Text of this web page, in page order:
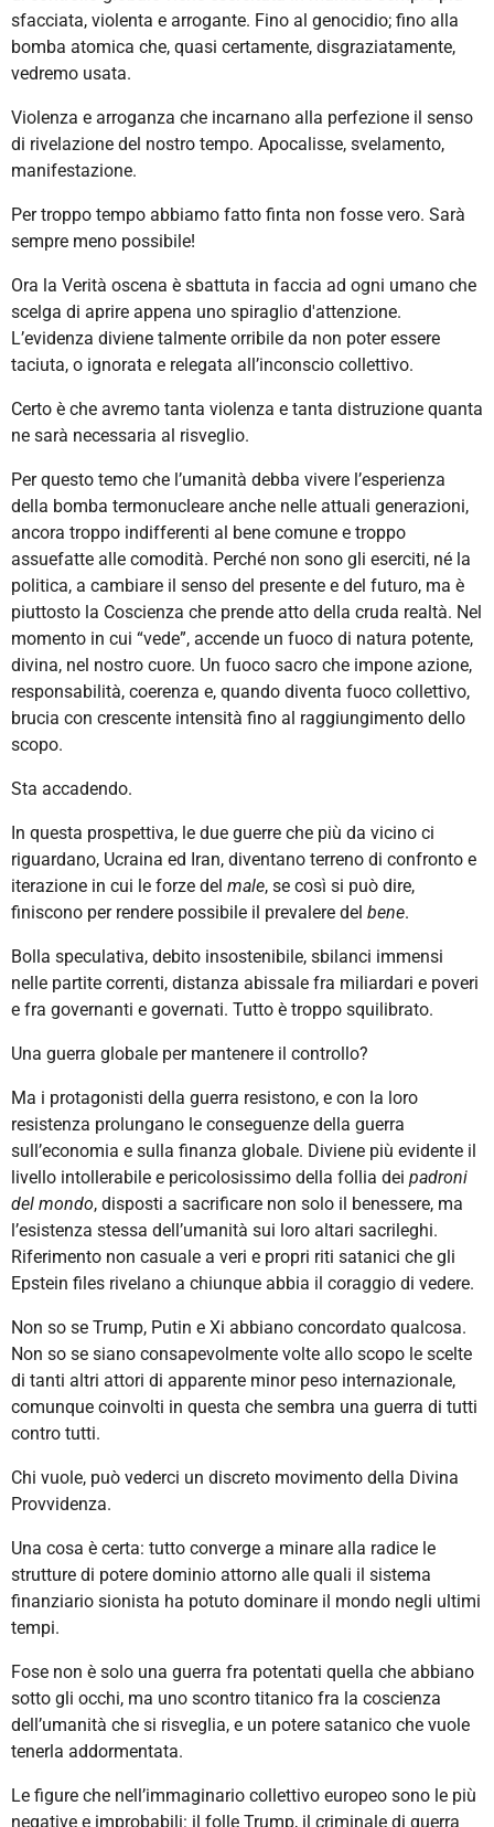
sfacciata, violenta e arrogante. Fino al genocidio; fino alla
bomba atomica che, quasi certamente, disgraziatamente,
vedremo usata.
Violenza e arroganza che incarnano alla perfezione il senso
di rivelazione del nostro tempo. Apocalisse, svelamento,
manifestazione.
Per troppo tempo abbiamo fatto finta non fosse vero. Sarà
sempre meno possibile!
Ora la Verità oscena è sbattuta in faccia ad ogni umano che
scelga di aprire appena uno spiraglio d'attenzione.
L’evidenza diviene talmente orribile da non poter essere
taciuta, o ignorata e relegata all’inconscio collettivo.
Certo è che avremo tanta violenza e tanta distruzione quanta
ne sarà necessaria al risveglio.
Per questo temo che l’umanità debba vivere l’esperienza
della bomba termonucleare anche nelle attuali generazioni,
ancora troppo indifferenti al bene comune e troppo
assuefatte alle comodità. Perché non sono gli eserciti, né la
politica, a cambiare il senso del presente e del futuro, ma è
piuttosto la Coscienza che prende atto della cruda realtà. Nel
momento in cui “vede”, accende un fuoco di natura potente,
divina, nel nostro cuore. Un fuoco sacro che impone azione,
responsabilità, coerenza e, quando diventa fuoco collettivo,
brucia con crescente intensità fino al raggiungimento dello
scopo.
Sta accadendo.
In questa prospettiva, le due guerre che più da vicino ci
riguardano, Ucraina ed Iran, diventano terreno di confronto e
iterazione in cui le forze del male, se così si può dire,
finiscono per rendere possibile il prevalere del bene.
Bolla speculativa, debito insostenibile, sbilanci immensi
nelle partite correnti, distanza abissale fra miliardari e poveri
e fra governanti e governati. Tutto è troppo squilibrato.
Una guerra globale per mantenere il controllo?
Ma i protagonisti della guerra resistono, e con la loro
resistenza prolungano le conseguenze della guerra
sull’economia e sulla finanza globale. Diviene più evidente il
livello intollerabile e pericolosissimo della follia dei padroni
del mondo, disposti a sacrificare non solo il benessere, ma
l’esistenza stessa dell’umanità sui loro altari sacrileghi.
Riferimento non casuale a veri e propri riti satanici che gli
Epstein files rivelano a chiunque abbia il coraggio di vedere.
Non so se Trump, Putin e Xi abbiano concordato qualcosa.
Non so se siano consapevolmente volte allo scopo le scelte
di tanti altri attori di apparente minor peso internazionale,
comunque coinvolti in questa che sembra una guerra di tutti
contro tutti.
Chi vuole, può vederci un discreto movimento della Divina
Provvidenza.
Una cosa è certa: tutto converge a minare alla radice le
strutture di potere dominio attorno alle quali il sistema
finanziario sionista ha potuto dominare il mondo negli ultimi
tempi.
Fose non è solo una guerra fra potentati quella che abbiano
sotto gli occhi, ma uno scontro titanico fra la coscienza
dell’umanità che si risveglia, e un potere satanico che vuole
tenerla addormentata.
Le figure che nell’immaginario collettivo europeo sono le più
negative e improbabili: il folle Trump, il criminale di guerra